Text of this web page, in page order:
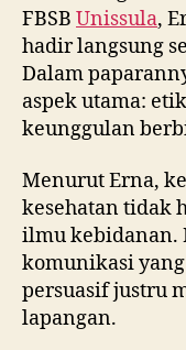
Menurut Erna,
kesehatan tidak
ilmu kebidanan.
komunikasi
persuasif justru
“Etika dan cara
menentukan
pasien.
memberikan
berkolaborasi di